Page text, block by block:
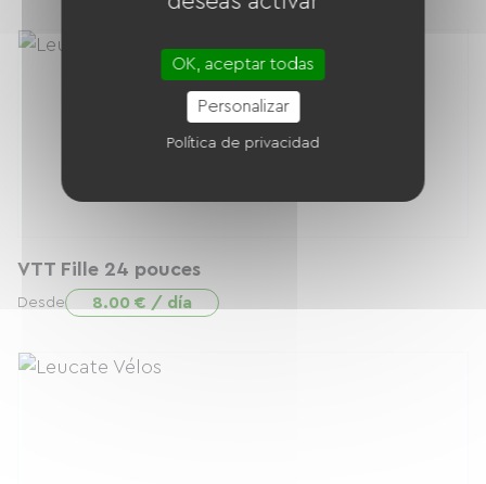
VTT Fille 24 pouces
Desde 8.00 € / día
OK, aceptar todas
Personalizar
Política de privacidad